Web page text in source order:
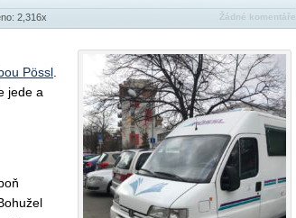
2,316x Žádné komentáře
Pössl
jede a